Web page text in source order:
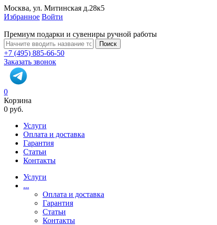
Москва, ул. Митинская д.28к5
Избранное Войти
Премиум подарки и сувениры ручной работы
Поиск
+7 (495) 885-66-50
Заказать звонок
0
Корзина
0 руб.
Услуги
Оплата и доставка
Гарантия
Статьи
Контакты
Услуги
...
Оплата и доставка
Гарантия
Статьи
Контакты